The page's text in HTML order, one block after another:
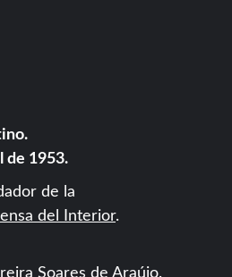
de 1953.
de la
del Interior.
Soares de Araújo.